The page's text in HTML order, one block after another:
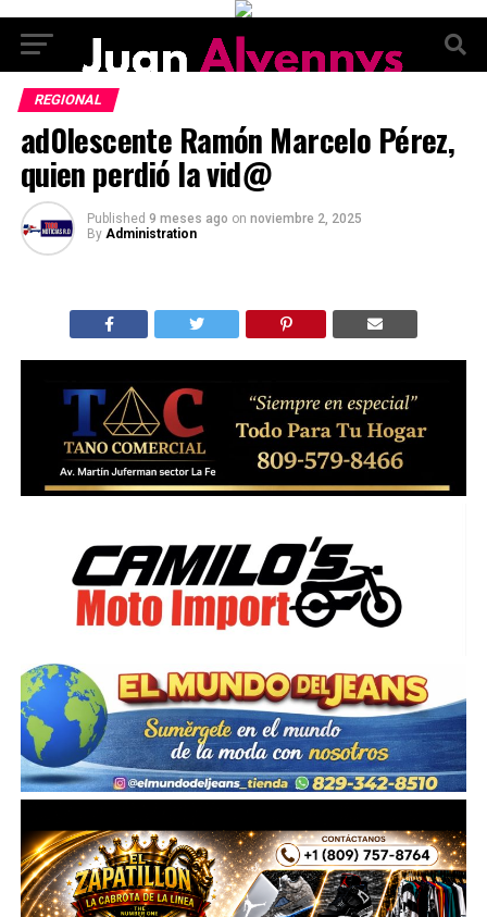
REGIONAL
ad0lescente Ramón Marcelo Pérez,
quien perdió la vid@
Published 9 meses ago on noviembre 2, 2025
By Administration